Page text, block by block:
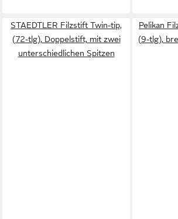
STAEDTLER Filzstift Twin-tip,
(72-tlg), Doppelstift, mit zwei
unterschiedlichen Spitzen
Pelikan
(9-tlg),